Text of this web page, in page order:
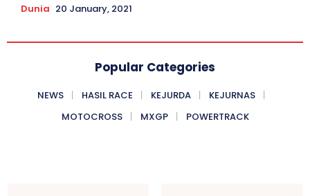
Dunia 20 January, 2021
Popular Categories
NEWS HASIL RACE KEJURDA
KEJURNAS
MOTOCROSS
MXGP POWERTRACK